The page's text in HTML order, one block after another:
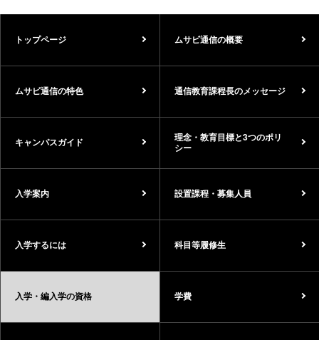
トップページ ムサビ通信の概要
ムサビ通信の特色 通信教育課程長のメッセージ
キャンパスガイド
理念・教育目標と3つのポリ
シー
入学案内 設置課程・募集人員
入学するには 科目等履修生
入学・編入学の資格 学費